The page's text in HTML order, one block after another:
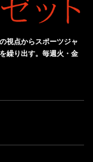
視点からスポーツジャ
繰り出す。毎週火・金